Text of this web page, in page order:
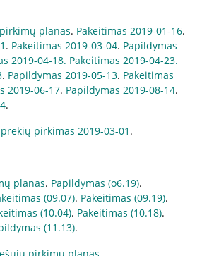
planas. Pakeitimas 2019-01-16.
. Pakeitimas 2019-03-04. Papildymas
2019-04-18. Pakeitimas 2019-04-23.
. Papildymas 2019-05-13. Pakeitimas
2019-06-17. Papildymas 2019-08-14.
.
pirkimas 2019-03-01 .
planas. Papildymas (o6.19).
(09.07). Pakeitimas (09.19).
(10.04). Pakeitimas (10.18).
(11.13).